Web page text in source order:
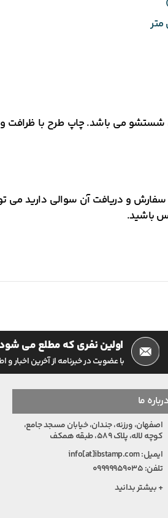
شستشو می باشد. چاپ طرح با ظرافت
باشید.
اولین نفری که مطلع می
با عضویت در خبرنامه از آخرین اخبار و
درباره ما
اصفهان، ورزنه، جندان، خیابان مسجد جامع،
کوچه لاله، پلاک 589، طبقه همکف
ایمیل: info[at]ibstamp.com
تلفن:09999959035
+بیشتر بدانید